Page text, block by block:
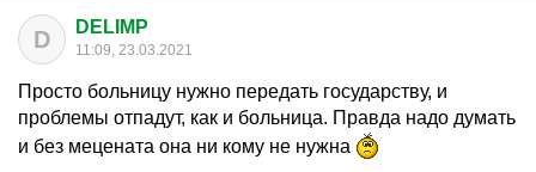
D DELIMP
11:09, 23.03.2021
Просто больницу нужно передать государству, и
проблемы отпадут, как и больница. Правда надо думать
и без мецената она ни кому не нужна